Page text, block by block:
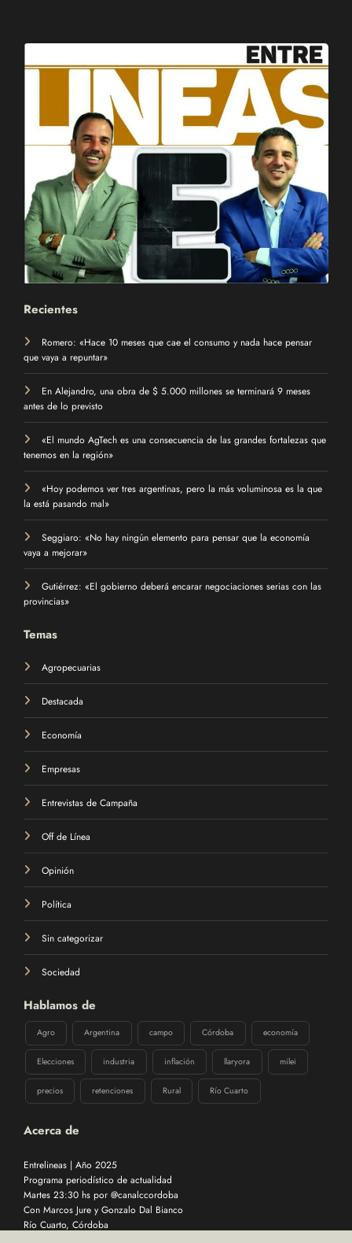
Recientes
Romero: «Hace 10 meses que cae el consumo y nada hace pensar
que vaya a repuntar»
En Alejandro, una obra de $ 5.000 millones se terminará 9 meses
antes de lo previsto
«El mundo AgTech es una consecuencia de las grandes fortalezas que
tenemos en la región»
«Hoy podemos ver tres argentinas, pero la más voluminosa es la que
la está pasando mal»
Seggiaro: «No hay ningún elemento para pensar que la economía
vaya a mejorar»
Gutiérrez: «El gobierno deberá encarar negociaciones serias con las
provincias»
Temas
Agropecuarias
Destacada
Economía
Empresas
Entrevistas de Campaña
Off de Línea
Opinión
Política
Sin categorizar
Sociedad
Hablamos de
Agro Argentina Córdoba economía
Elecciones industria inflación llaryora milei
precios retenciones Rural Río Cuarto
Acerca de
Entrelineas | Año 2025
Programa periodístico de actualidad
Martes 23:30 hs por @canalccordoba
Con Marcos Jure y Gonzalo Dal Bianco
Río Cuarto, Córdoba